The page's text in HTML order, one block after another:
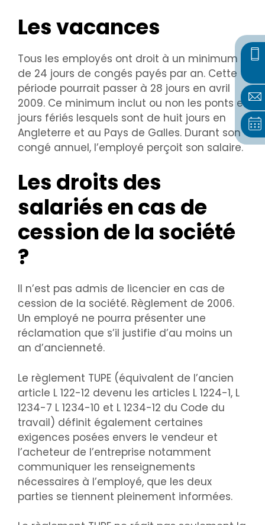
Les vacances
Tous les employés ont droit à un minimum
de 24 jours de congés payés par an. Cette
période pourrait passer à 28 jours en avril
2009. Ce minimum inclut ou non les ponts et
jours fériés lesquels sont de huit jours en
Angleterre et au Pays de Galles. Durant son
congé annuel, l’employé perçoit son salaire.
Les droits des
salariés en cas de
cession de la société
?
Il n’est pas admis de licencier en cas de
cession de la société. Règlement de 2006.
Un employé ne pourra présenter une
réclamation que s’il justifie d’au moins un
an d’ancienneté.
Le règlement TUPE (équivalent de l’ancien
article L 122-12 devenu les articles L 1224-1, L
1234-7 L 1234-10 et L 1234-12 du Code du
travail) définit également certaines
exigences posées envers le vendeur et
l’acheteur de l’entreprise notamment
communiquer les renseignements
nécessaires à l’employé, que les deux
parties se tiennent pleinement informées.